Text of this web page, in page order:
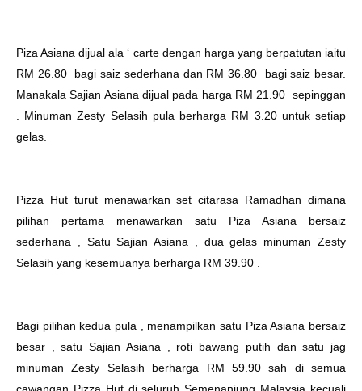
Piza Asiana dijual ala ‘ carte dengan harga yang berpatutan iaitu
RM 26.80 bagi saiz sederhana dan RM 36.80 bagi saiz besar.
Manakala Sajian Asiana dijual pada harga RM 21.90 sepinggan
. Minuman Zesty Selasih pula berharga RM 3.20 untuk setiap
gelas.
Pizza Hut turut menawarkan set citarasa Ramadhan dimana
pilihan pertama menawarkan satu Piza Asiana bersaiz
sederhana , Satu Sajian Asiana , dua gelas minuman Zesty
Selasih yang kesemuanya berharga RM 39.90 .
Bagi pilihan kedua pula , menampilkan satu Piza Asiana bersaiz
besar , satu Sajian Asiana , roti bawang putih dan satu jag
minuman Zesty Selasih berharga RM 59.90 sah di semua